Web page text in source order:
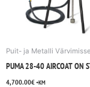
Puit- ja Metalli
PUMA 28-40 AIRCOAT ON
4,700.00€+KM